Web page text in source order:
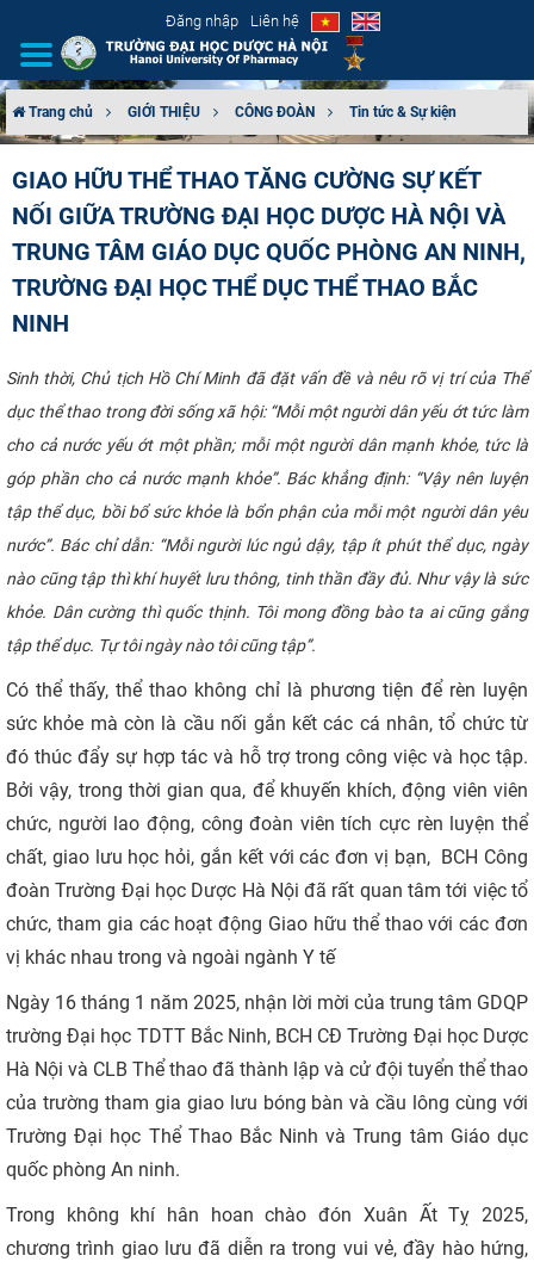
Đăng nhập Liên hệ
CƠ CẤU TỔ CHỨC
TUYỂN SINH
ĐÀO TẠO
ĐẢM BẢO CHẤT LƯỢNG
KHOA HỌC CÔNG NGHỆ
HTQT
CỰU NGƯỜI HỌC
Trang chủ GIỚI THIỆU CÔNG ĐOÀN Tin tức & Sự kiện
GIAO HỮU THỂ THAO TĂNG CƯỜNG SỰ KẾT
NỐI GIỮA TRƯỜNG ĐẠI HỌC DƯỢC HÀ NỘI VÀ
TRUNG TÂM GIÁO DỤC QUỐC PHÒNG AN NINH,
TRƯỜNG ĐẠI HỌC THỂ DỤC THỂ THAO BẮC
NINH
Sinh thời, Chủ tịch Hồ Chí Minh đã đặt vấn đề và nêu rõ vị trí của Thể
dục thể thao trong đời sống xã hội: “Mỗi một người dân yếu ớt tức làm
cho cả nước yếu ớt một phần; mỗi một người dân mạnh khỏe, tức là
góp phần cho cả nước mạnh khỏe”. Bác khẳng định: “Vậy nên luyện
tập thể dục, bồi bổ sức khỏe là bổn phận của mỗi một người dân yêu
nước”. Bác chỉ dẫn: “Mỗi người lúc ngủ dậy, tập ít phút thể dục, ngày
nào cũng tập thì khí huyết lưu thông, tinh thần đầy đủ. Như vậy là sức
khỏe. Dân cường thì quốc thịnh. Tôi mong đồng bào ta ai cũng gắng
tập thể dục. Tự tôi ngày nào tôi cũng tập”.
Có thể thấy, thể thao không chỉ là phương tiện để rèn luyện
sức khỏe mà còn là cầu nối gắn kết các cá nhân, tổ chức từ
đó thúc đẩy sự hợp tác và hỗ trợ trong công việc và học tập.
Bởi vậy, trong thời gian qua, để khuyến khích, động viên viên
chức, người lao động, công đoàn viên tích cực rèn luyện thể
chất, giao lưu học hỏi, gắn kết với các đơn vị bạn, BCH Công
đoàn Trường Đại học Dược Hà Nội đã rất quan tâm tới việc tổ
chức, tham gia các hoạt động Giao hữu thể thao với các đơn
vị khác nhau trong và ngoài ngành Y tế
Ngày 16 tháng 1 năm 2025, nhận lời mời của trung tâm GDQP
trường Đại học TDTT Bắc Ninh, BCH CĐ Trường Đại học Dược
Hà Nội và CLB Thể thao đã thành lập và cử đội tuyển thể thao
của trường tham gia giao lưu bóng bàn và cầu lông cùng với
Trường Đại học Thể Thao Bắc Ninh và Trung tâm Giáo dục
quốc phòng An ninh.
Trong không khí hân hoan chào đón Xuân Ất Tỵ 2025,
chương trình giao lưu đã diễn ra trong vui vẻ, đầy hào hứng,